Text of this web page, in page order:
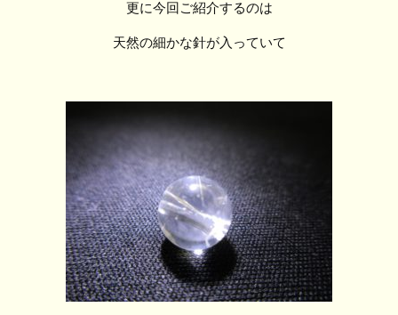
更に今回ご紹介するのは
天然の細かな針が入っていて